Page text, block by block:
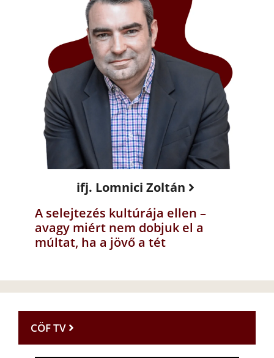
ifj. Lomnici Zoltán
A selejtezés kultúrája ellen –
avagy miért nem dobjuk el a
múltat, ha a jövő a tét
CÖF TV